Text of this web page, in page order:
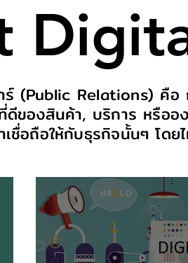
ร์ (Public Relations) คือ
ของสินค้า, บริการ หรืออ
ชื่อถือให้กับธุรกิจนั้นๆ โด